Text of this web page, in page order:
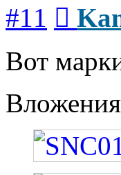
#11
Вот
Вложения